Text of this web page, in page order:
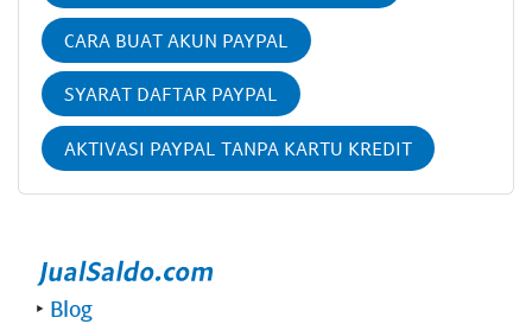
CARA BUAT AKUN PAYPAL
SYARAT DAFTAR PAYPAL
AKTIVASI PAYPAL TANPA KARTU KREDIT
‣ Blog